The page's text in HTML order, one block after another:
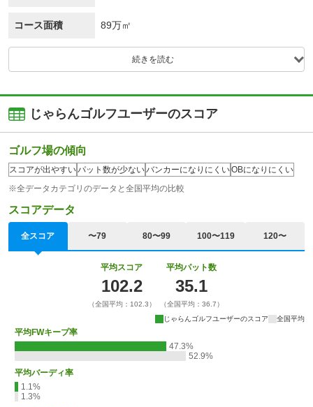
コース面積 89万㎡
続きを読む
じゃらんゴルフユーザーのスコア
ゴルフ場の傾向
スコアが出やすいパット数が少ないバンカーになりにくいOBになりにくい
※全データカテゴリのデータと全国平均の比較
スコアデータ
全スコア 〜79 80〜99 100〜119 120〜
平均スコア
102.2
（全国平均：102.3）
平均パット数
35.1
（全国平均：36.7）
じゃらんゴルフユーザーのスコア
全国平均
平均FWキープ率
47.3%
52.9%
平均バーディ率
1.1%
1.3%